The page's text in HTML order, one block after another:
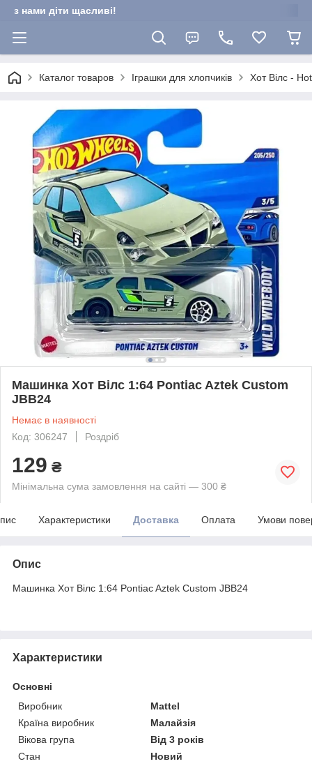
з нами діти щасливі!
Каталог товаров Іграшки для хлопчиків Хот Вілс -
Машинка Хот Вілс 1:64 Pontiac Aztek Custom
JBB24
Немає в наявності
Код: 306247
Роздріб
129 ₴
Мінімальна сума замовлення на сайті — 300 ₴
Характеристики Доставка Оплата Умови
Опис
Машинка Хот Вілс 1:64 Pontiac Aztek Custom JBB24
Характеристики
Основні
Виробник
Mattel
Країна виробник
Малайзія
Вікова група
Від 3 років
Стан
Новий